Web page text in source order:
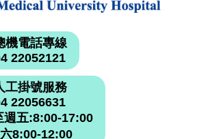
機電話專線
22052121
工掛號服務
22056631
週五:8:00-17:00
8:00-12:00